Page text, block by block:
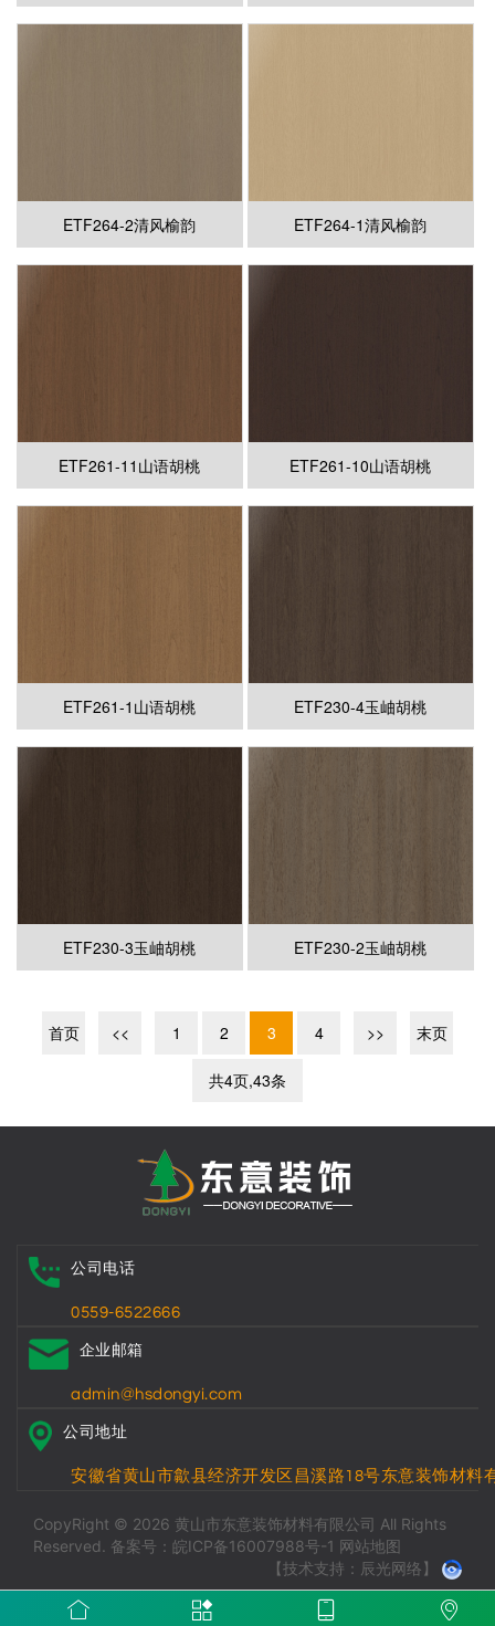
ETF264-2清风榆韵 ETF264-1清风榆韵
ETF261-11山语胡桃 ETF261-10山语胡桃
ETF261-1山语胡桃 ETF230-4玉岫胡桃
ETF230-3玉岫胡桃 ETF230-2玉岫胡桃
首页 << 1 2 3 4 >> 末页
共4页,43条
公司电话
0559-6522666
企业邮箱
admin@hsdongyi.com
公司地址
安徽省黄山市歙县经济开发区昌溪路18号东意装饰材料
CopyRight © 2026 黄山市东意装饰材料有限公司 All Rights
Reserved. 备案号：皖ICP备16007988号-1 网站地图
【技术支持：辰光网络】